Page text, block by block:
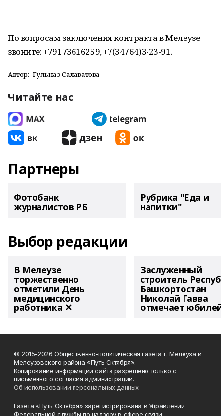
По вопросам заключения контракта в Мелеузе
звоните: +79173616259, +7(34764)3-23-91.
Автор: Гульназ Салаватова
Читайте нас
Партнеры
Фотобанк
журналистов РБ
Рубрика "Еда и
напитки"
Выбор редакции
В Мелеузе
торжественно
отметили День
медицинского
работника ✕
Заслуженный
строитель
Башкортостан
Николай Гавва
отмечает
© 2015-2026 Общественно-политическая газета г. Мелеуза и
Мелеузовского района «Путь Октября».
Копирование информации сайта разрешено только с
письменного согласия администрации.
Об использовании персональных данных
Газета «Путь Октября» зарегистрирована в Управлении
Федеральной службы по надзору в сфере связи,